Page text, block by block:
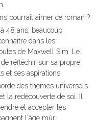
pourrait aimer ce roman ?
48 ans, beaucoup
dans les
de Maxwell Sim. Le
réfléchir sur sa propre
et ses aspirations.
des thèmes universels
la redécouverte de soi. Il
et accepter les
l'âge mûr.